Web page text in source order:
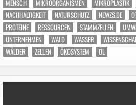
MENSCH
MIKROORGANISMEN MIKROPLASTIK
NACHHALTIGKEIT
NATURSCHUTZ NEWZS.DE
PROTEINE
RESSOURCEN STAMMZELLEN
UNTERNEHMEN
WALD WASSER
WÄLDER
ZELLEN ÖKOSYSTEM ÖL